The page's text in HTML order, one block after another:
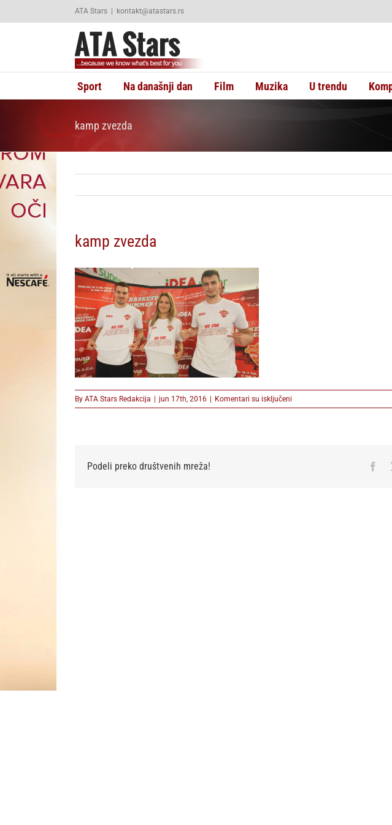
ATA Stars | kontakt@atastars.rs
Sport Na današnji dan Film Muzika U trendu
kamp zvezda
kamp zvezda
By ATA Stars Redakcija | jun 17th, 2016 | Komentari su isključeni
kamp
Podeli preko društvenih mreža!